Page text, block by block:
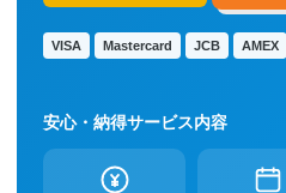
VISA Mastercard JCB AMEX
安心・納得サービス内容